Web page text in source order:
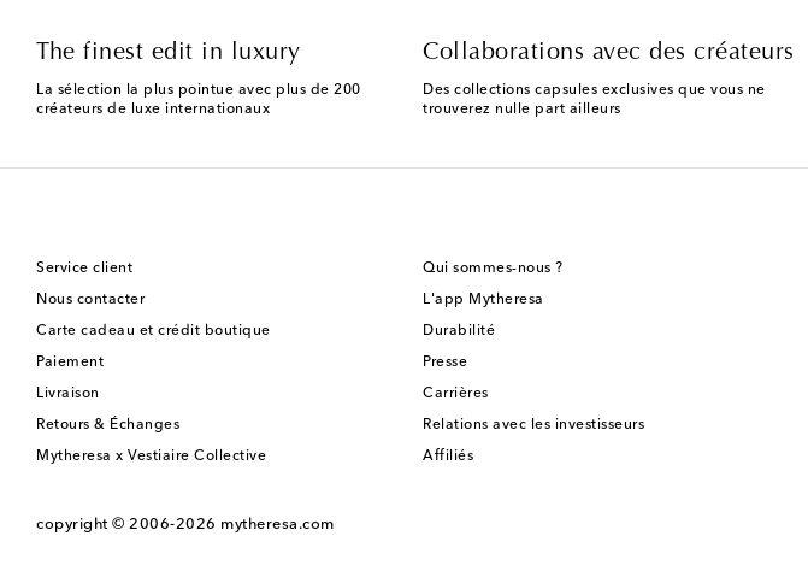
The finest edit in luxury
La sélection la plus pointue avec plus de 200
créateurs de luxe internationaux
Collaborations avec des créateurs
Des collections capsules exclusives que vous ne
trouverez nulle part ailleurs
Service client
Nous contacter
Carte cadeau et crédit boutique
Paiement
Livraison
Retours & Échanges
Mytheresa x Vestiaire Collective
Qui sommes-nous ?
L'app Mytheresa
Durabilité
Presse
Carrières
Relations avec les investisseurs
Affiliés
copyright © 2006-2026 mytheresa.com